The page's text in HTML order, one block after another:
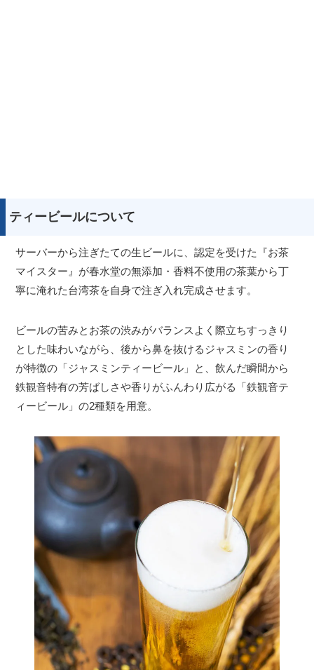
ティービールについて
サーバーから注ぎたての生ビールに、認定を受けた『お茶
マイスター』が春水堂の無添加・香料不使用の茶葉から丁
寧に淹れた台湾茶を自身で注ぎ入れ完成させます。
ビールの苦みとお茶の渋みがバランスよく際立ちすっきり
とした味わいながら、後から鼻を抜けるジャスミンの香り
が特徴の「ジャスミンティービール」と、飲んだ瞬間から
鉄観音特有の芳ばしさや香りがふんわり広がる「鉄観音テ
ィービール」の2種類を用意。